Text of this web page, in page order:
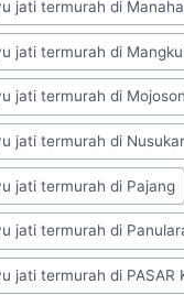
jati termurah di
jati termurah di
jati termurah di
jati termurah di
jati termurah di Pajang
jati termurah di
jati termurah di PASAR